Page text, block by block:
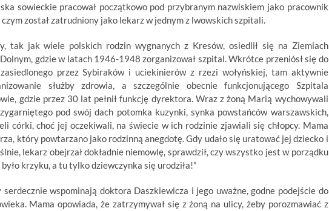
sowieckie pracował początkowo pod przybranym nazwiskiem jako pracownik
został zatrudniony jako lekarz w jednym z lwowskich szpitali.
tak jak wiele polskich rodzin wygnanych z Kresów, osiedlił się na Ziemiach
gdzie w latach 1946-1948 zorganizował szpital. Wkrótce przeniósł się do
przez Sybiraków i uciekinierów z rzezi wołyńskiej, tam aktywnie
służby zdrowia, a szczególnie obecnie funkcjonującego Szpitala
gdzie przez 30 lat pełnił funkcję dyrektora. Wraz z żoną Marią wychowywali
pod swój dach potomka kuzynki, synka powstańców warszawskich,
córki, choć jej oczekiwali, na świecie w ich rodzinie zjawiali się chłopcy. Mama
który powtarzano jako rodzinną anegdotę. Gdy udało się uratować jej dziecko i
lekarz obejrzał dokładnie niemowlę, sprawdził, czy wszystko jest w porządku
było krzyku, a tu tylko dziewczynka się urodziła!”
serdecznie wspominają doktora Daszkiewicza i jego uważne, godne podejście do
Mama opowiada, że zatrzymywał się z żoną na ulicy, żeby porozmawiać z